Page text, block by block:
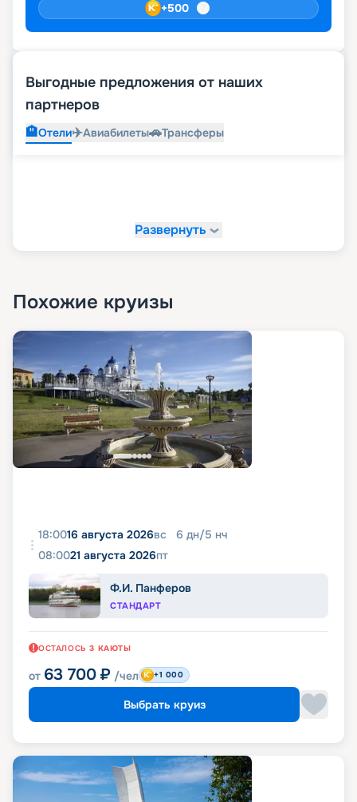
+500
Выгодные предложения от наших
партнеров
🏨Отели✈️Авиабилеты🚗Трансферы
Развернуть
Похожие круизы
18:0016 августа 2026вс 6 дн/5 нч
08:0021 августа 2026пт
Ф.И. Панферов
СТАНДАРТ
ОСТАЛОСЬ 3 КАЮТЫ
от 63 700 ₽ /чел +1 000
Выбрать круиз